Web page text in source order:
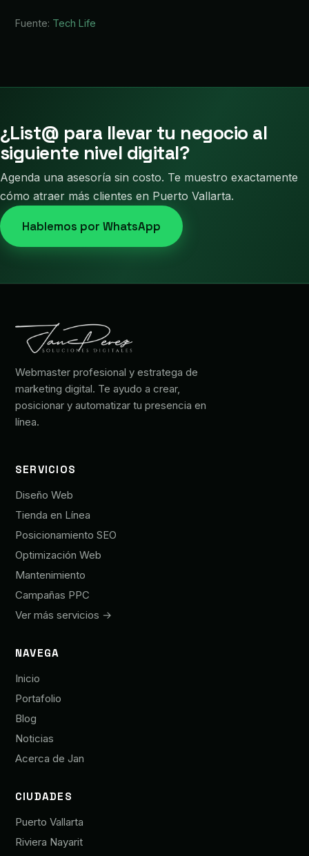
Fuente: Tech Life
¿List@ para llevar tu negocio al
siguiente nivel digital?
Agenda una asesoría sin costo. Te muestro exactamente
cómo atraer más clientes en Puerto Vallarta.
Hablemos por WhatsApp
Webmaster profesional y estratega de
marketing digital. Te ayudo a crear,
posicionar y automatizar tu presencia en
línea.
SERVICIOS
Diseño Web
Tienda en Línea
Posicionamiento SEO
Optimización Web
Mantenimiento
Campañas PPC
Ver más servicios →
NAVEGA
Inicio
Portafolio
Blog
Noticias
Acerca de Jan
CIUDADES
Puerto Vallarta
Riviera Nayarit